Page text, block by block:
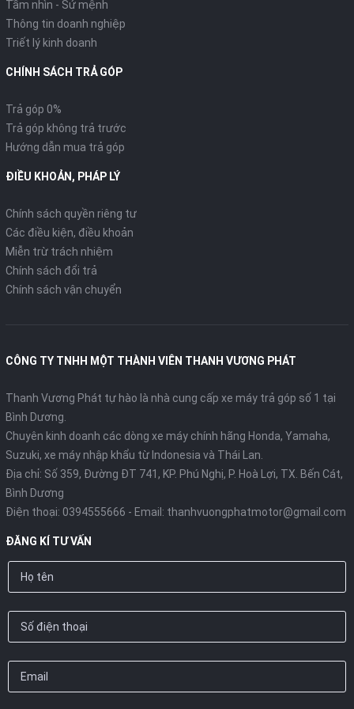
Sở hữu động cơ eSP+ 4 van giúp tăng hiệu suất hoạt động, khả
năng vận hành mạnh mẽ vượt trội, tiết kiệm nhiên liệu và thân
CÔNG NGHỆ
Hệ thống kiểm soát lực kéo (HSTC)
(*)
Hệ thống HSTC sử dụng cảm biến tốc độ quay ở bánh trước và
bánh sau để tính toán độ trượt của bánh sau. Lượng mô-men
xoắn của động cơ được kiểm soát sau khi đã được tính toán
từ tỷ lệ trượt bánh, hỗ trợ chống trượt khi tăng ga, giúp khách
(*) Chức năng được trang bị trên phiên bản ABS.
**Lưu ý: HSTC không phải hệ thống để loại bỏ hoàn toàn hiện
tượng trượt bánh. Hệ thống chỉ có tính năng hỗ trợ chống
lưu thông, tương tự như khi sử dụng các dòng xe không có hệ
thống HSTC.
Kết nối điện thoại qua Bluetooth (*)
Tầm nhìn - Sứ mệnh
Thông tin doanh nghiệp
Triết lý kinh doanh
CHÍNH SÁCH TRẢ GÓP
Trả góp 0%
Trả góp không trả trước
Hướng dẫn mua trả góp
ĐIỀU KHOẢN, PHÁP LÝ
Chính sách quyền riêng tư
Các điều kiện, điều khoản
Miễn trừ trách nhiệm
Chính sách đổi trả
Chính sách vận chuyển
CÔNG TY TNHH MỘT THÀNH VIÊN THANH VƯƠNG PHÁT
Thanh Vương Phát tự hào là nhà cung cấp xe máy trả góp số 1 tại
Bình Dương.
Chuyên kinh doanh các dòng xe máy chính hãng Honda, Yamaha,
Suzuki, xe máy nhập khẩu từ Indonesia và Thái Lan.
Địa chỉ: Số 359, Đường ĐT 741, KP. Phú Nghị, P. Hoà Lợi, TX. Bến Cát,
Bình Dương
Điện thoại: 0394555666 - Email: thanhvuongphatmotor@gmail.com
ĐĂNG KÍ TƯ VẤN